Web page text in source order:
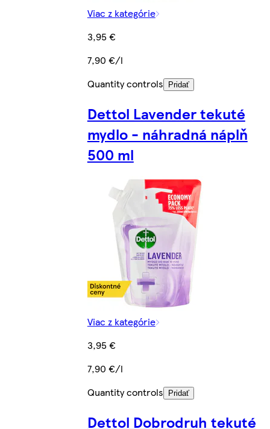
Viac z kategórie
3,95 €
7,90 €/l
Quantity controls
Pridať
Dettol Lavender tekuté
mydlo - náhradná náplň
500 ml
Viac z kategórie
3,95 €
7,90 €/l
Quantity controls
Pridať
Dettol Dobrodruh tekuté